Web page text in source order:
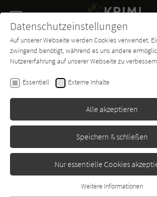
SUCHE
Buch-
Entdecker
Forum
Suchen nach:
Buch (179) Sonstige
200 Treffer:
Relevanz Datum
Datenschutzeinstellungen
Auf unserer Webseite werden Cookies verwendet.
zwingend benötigt, während es uns andere
Nutzererfahrung auf unserer Webseite zu
Essentiell Externe Inhalte
Alle akzeptieren
Speichern & schließen
Nur essentielle Cookies
Weitere Informationen